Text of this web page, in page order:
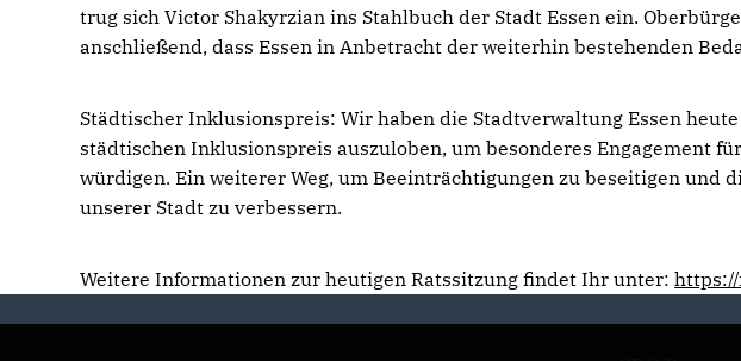
trug sich Victor Shakyrzian ins Stahlbuch der Stadt Essen ein.
anschließend, dass Essen in Anbetracht der weiterhin bestehenden
Städtischer Inklusionspreis: Wir haben die Stadtverwaltung Essen
städtischen Inklusionspreis auszuloben, um besonderes Engagement
würdigen. Ein weiterer Weg, um Beeinträchtigungen zu beseitigen und
unserer Stadt zu verbessern.
Weitere Informationen zur heutigen Ratssitzung findet Ihr unter: